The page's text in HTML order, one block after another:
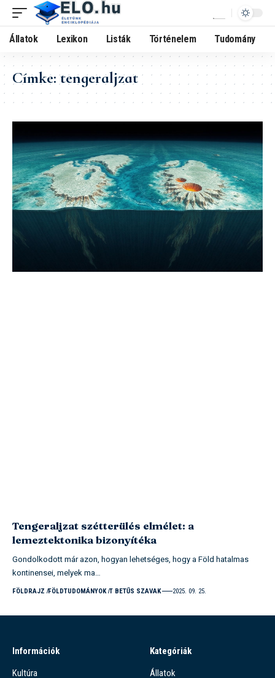
Állatok Lexikon Listák Történelem Tudomány
Címke:tengeraljzat
Tengeraljzat szétterülés elmélet: a
lemeztektonika bizonyítéka
Gondolkodott már azon, hogyan lehetséges, hogy a Föld hatalmas
kontinensei, melyek ma…
FÖLDRAJZ FÖLDTUDOMÁNYOK T BETŰS SZAVAK 2025. 09. 25.
Információk
Kultúra
Kategóriák
Állatok